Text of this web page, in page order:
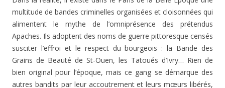
multitude de bandes criminelles organisées et cloisonnées qui
alimentent le mythe de l’omniprésence des prétendus
Apaches. Ils adoptent des noms de guerre pittoresque censés
susciter l’effroi et le respect du bourgeois : la Bande des
Grains de Beauté de St-Ouen, les Tatoués d’Ivry… Rien de
bien original pour l’époque, mais ce gang se démarque des
autres bandits par leur accoutrement et leurs mœurs libérés,